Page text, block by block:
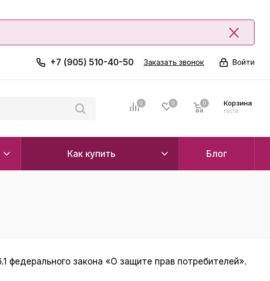
Войти
+7 (905) 510-40-50 Заказать звонок
0 0 Корзина
0
пуста
0
Как купить Блог
федерального закона «О защите прав потребителей».